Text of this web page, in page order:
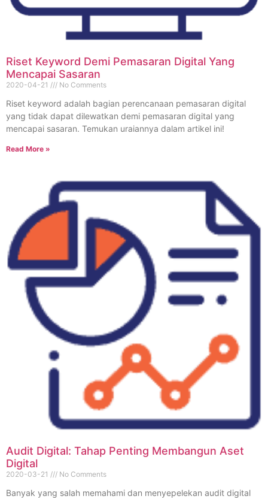
Riset Keyword Demi Pemasaran Digital Yang
Mencapai Sasaran
2020-04-21 No Comments
Riset keyword adalah bagian perencanaan pemasaran digital
yang tidak dapat dilewatkan demi pemasaran digital yang
mencapai sasaran. Temukan uraiannya dalam artikel ini!
Read More »
Audit Digital: Tahap Penting Membangun Aset
Digital
2020-03-21 No Comments
Banyak yang salah memahami dan menyepelekan audit digital